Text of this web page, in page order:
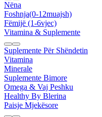
Nëna
Foshnja(0-12muajsh)
Fëmijë (1-6vjec)
Vitamina & Suplemente
Suplemente Për Shëndetin
Vitamina
Minerale
Suplemente Bimore
Omega & Vaj Peshku
Healthy By Blerina
Paisje Mjekësore